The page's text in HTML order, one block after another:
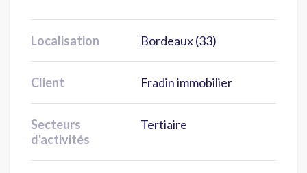
Localisation Bordeaux (33)
Client Fradin immobilier
Secteurs
d'activités
Tertiaire